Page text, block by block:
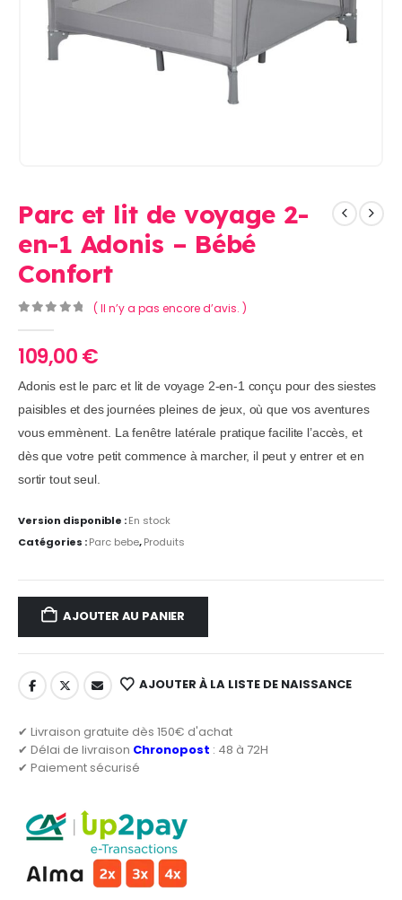
Parc et lit de voyage 2-
en-1 Adonis – Bébé
Confort
( Il n’y a pas encore d’avis. )
109,00€
Adonis est le parc et lit de voyage 2-en-1 conçu pour des siestes
paisibles et des journées pleines de jeux, où que vos aventures
vous emmènent. La fenêtre latérale pratique facilite l’accès, et
dès que votre petit commence à marcher, il peut y entrer et en
sortir tout seul.
Version disponible :En stock
Catégories :Parc bebe,Produits
AJOUTER AU PANIER
AJOUTER À LA LISTE DE NAISSANCE
✔ Livraison gratuite dès 150€ d'achat
✔ Délai de livraison Chronopost : 48 à 72H
✔ Paiement sécurisé